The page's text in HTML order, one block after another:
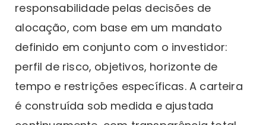
responsabilidade pelas decisões de
alocação, com base em um mandato
definido em conjunto com o investidor:
perfil de risco, objetivos, horizonte de
tempo e restrições específicas. A carteira
é construída sob medida e ajustada